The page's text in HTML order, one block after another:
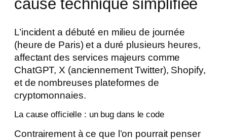
cause technique simplifiée
L’incident a débuté en milieu de journée
(heure de Paris) et a duré plusieurs heures,
affectant des services majeurs comme
ChatGPT, X (anciennement Twitter), Shopify,
et de nombreuses plateformes de
cryptomonnaies.
La cause officielle : un bug dans le code
Contrairement à ce que l’on pourrait penser